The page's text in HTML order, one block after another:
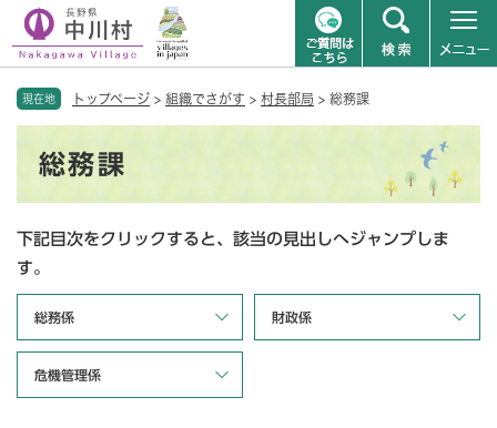
現在地 トップページ > 組織でさがす > 村長部局 > 総務課
総務課
下記目次をクリックすると、該当の見出しへジャンプしま
す。
総務係 財政係
危機管理係